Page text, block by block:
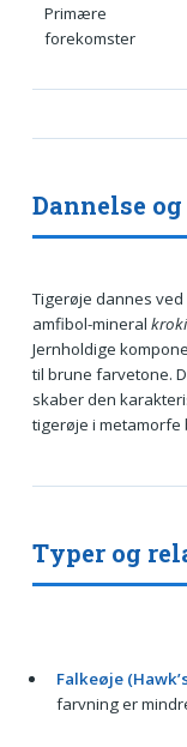
Primære
forekomster
Dannelse
Tigerøje dannes
amfibol-mineral
Jernholdige
til brune farvetone.
skaber den
tigerøje i
Typer og
Falkeøje
farvning er